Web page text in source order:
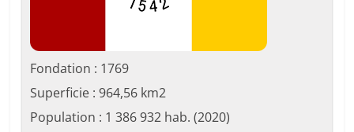
Fondation : 1769
Superficie : 964,56 km2
Population : 1 386 932 hab. (2020)